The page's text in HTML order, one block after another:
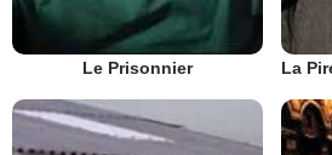
Le Prisonnier